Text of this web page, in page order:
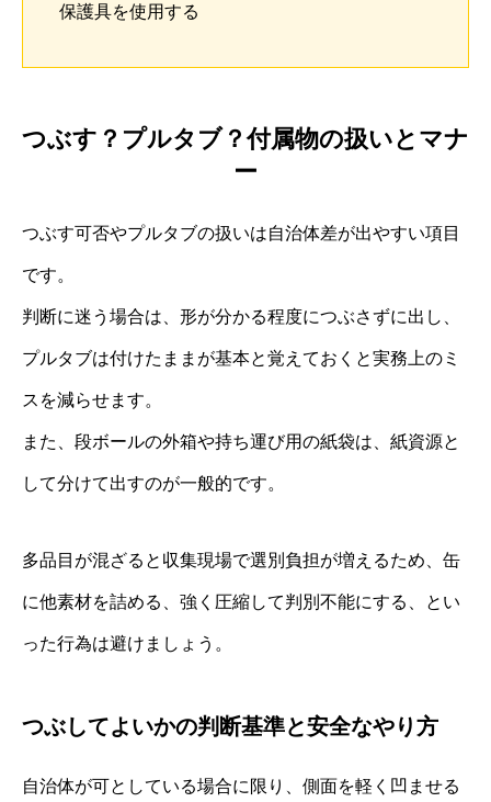
保護具を使用する
つぶす？プルタブ？付属物の扱いとマナ
ー
つぶす可否やプルタブの扱いは自治体差が出やすい項目
です。
判断に迷う場合は、形が分かる程度につぶさずに出し、
プルタブは付けたままが基本と覚えておくと実務上のミ
スを減らせます。
また、段ボールの外箱や持ち運び用の紙袋は、紙資源と
して分けて出すのが一般的です。
多品目が混ざると収集現場で選別負担が増えるため、缶
に他素材を詰める、強く圧縮して判別不能にする、とい
った行為は避けましょう。
つぶしてよいかの判断基準と安全なやり方
自治体が可としている場合に限り、側面を軽く凹ませる